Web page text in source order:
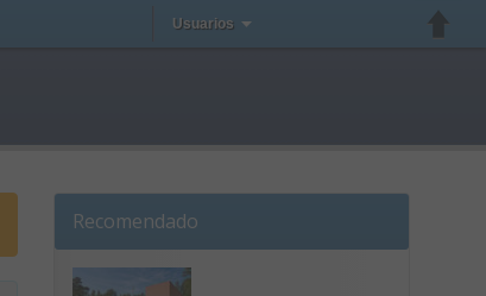
Usuarios
Recomendado